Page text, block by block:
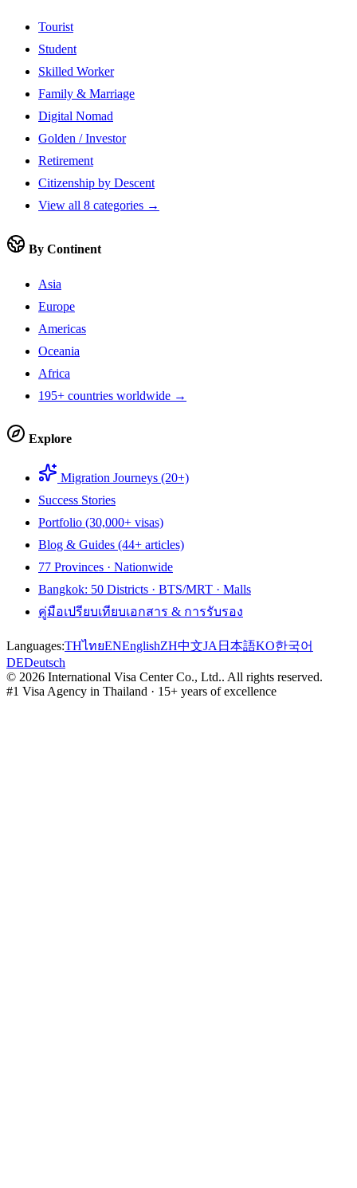
Tourist
Student
Skilled Worker
Family & Marriage
Digital Nomad
Golden / Investor
Retirement
Citizenship by Descent
View all 8 categories →
By Continent
Asia
Europe
Americas
Oceania
Africa
195+ countries worldwide →
Explore
Migration Journeys (20+)
Success Stories
Portfolio (30,000+ visas)
Blog & Guides (44+ articles)
77 Provinces · Nationwide
Bangkok: 50 Districts · BTS/MRT · Malls
คู่มือเปรียบเทียบเอกสาร & การรับรอง
Languages:THไทยENEnglishZH中文JA日本語KO한국어
DEDeutsch
© 2026 International Visa Center Co., Ltd.. All rights reserved.
#1 Visa Agency in Thailand · 15+ years of excellence